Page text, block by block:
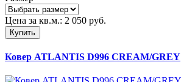
Цена за кв.м.: 2 050 руб.
Купить
Ковер ATLANTIS D996 CREAM/GREY